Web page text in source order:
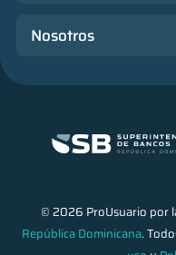
© 2026 ProUsuario por
República Dominicana.
Nosotros